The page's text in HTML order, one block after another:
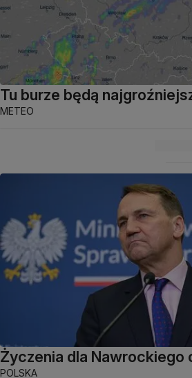
Tu burze będą
METEO
Życzenia dla Nawrockiego
POLSKA